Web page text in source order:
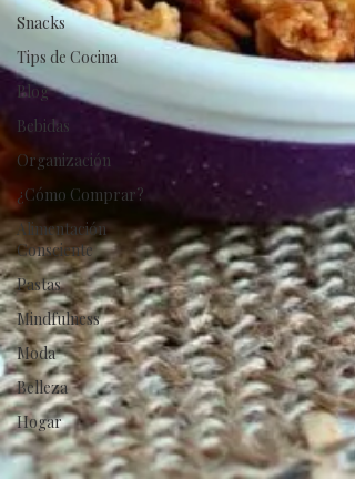
Snacks
Tips de Cocina
Blog
Bebidas
Organización
¿Cómo Comprar?
Alimentación
Consciente
Pastas
Mindfulness
Moda
Belleza
Hogar